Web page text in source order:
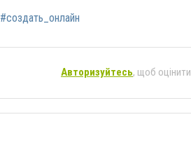
#создать_онлайн
Авторизуйтесь, щоб оцінити